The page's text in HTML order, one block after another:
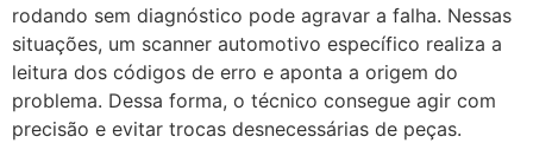
rodando sem diagnóstico pode agravar a falha. Nessas
situações, um scanner automotivo específico realiza a
leitura dos códigos de erro e aponta a origem do
problema. Dessa forma, o técnico consegue agir com
precisão e evitar trocas desnecessárias de peças.